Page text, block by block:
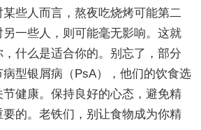
些人而言，熬夜吃烧烤可能第二
一些人，则可能毫无影响。这就
什么是适合你的。别忘了，部分
型银屑病（PsA），他们的饮食选
健康。保持良好的心态，避免精
的。老铁们，别让食物成为你精